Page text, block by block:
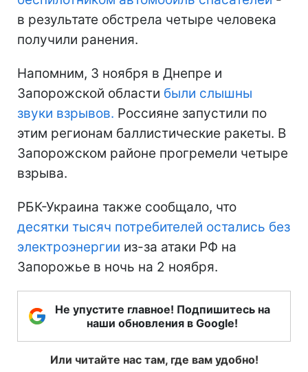
в результате обстрела четыре человека
получили ранения.
Напомним, 3 ноября в Днепре и
Запорожской области были слышны
звуки взрывов. Россияне запустили по
этим регионам баллистические ракеты. В
Запорожском районе прогремели четыре
взрыва.
РБК-Украина также сообщало, что
десятки тысяч потребителей остались без
электроэнергии из-за атаки РФ на
Запорожье в ночь на 2 ноября.
Не упустите главное! Подпишитесь на
наши обновления в Google!
Или читайте нас там, где вам удобно!